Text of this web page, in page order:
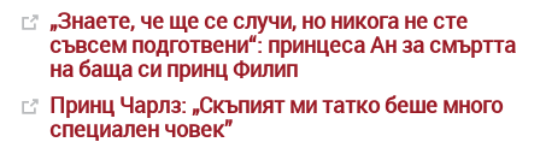
„Знаете, че ще се случи, но никога не сте
съвсем подготвени“: принцеса Ан за смъртта
на баща си принц Филип
Принц Чарлз: „Скъпият ми татко беше много
специален човек”